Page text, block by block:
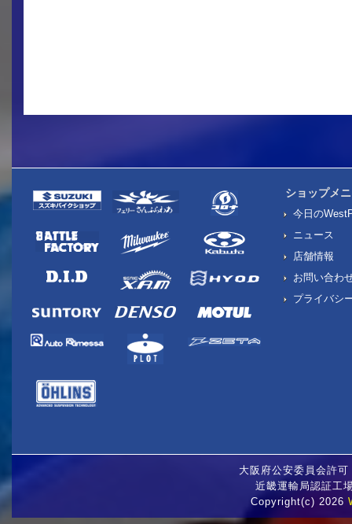
ショップメ
今日の
ニュース
店舗情報
お問い合わ
プライバシ
大阪府公安委員会許
近畿運輸局認証工
Copyright(c) 2026